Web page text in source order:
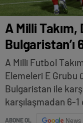
A Milli Takım,
Bulgaristan’ı
A Milli Futbol
Elemeleri E Grubu
Bulgaristan ile
karşılaşmadan 6-1
ABONE OL News